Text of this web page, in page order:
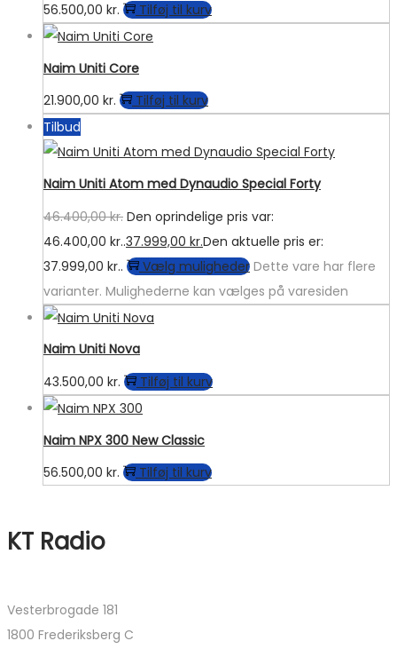
56.500,00 kr. Tilføj til kurv
Naim Uniti Core
21.900,00 kr.
Tilføj til kurv
Tilbud
Naim Uniti Atom med Dynaudio Special Forty
46.400,00kr. Den oprindelige pris var:
46.400,00 kr..37.999,00 kr.Den aktuelle pris er:
37.999,00 kr..
Vælg muligheder Dette vare har flere
varianter. Mulighederne kan vælges på varesiden
Naim Uniti Nova
43.500,00 kr. Tilføj til kurv
Naim NPX 300 New Classic
56.500,00 kr. Tilføj til kurv
KT Radio
Vesterbrogade 181
1800 Frederiksberg C